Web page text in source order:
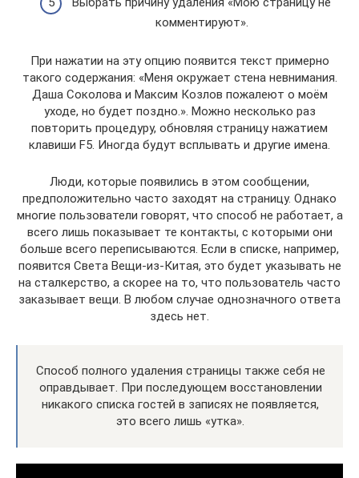
комментируют».
При нажатии на эту опцию появится текст примерно
такого содержания: «Меня окружает стена невнимания.
Даша Соколова и Максим Козлов пожалеют о моём
уходе, но будет поздно.». Можно несколько раз
повторить процедуру, обновляя страницу нажатием
клавиши F5. Иногда будут всплывать и другие имена.
Люди, которые появились в этом сообщении,
предположительно часто заходят на страницу. Однако
многие пользователи говорят, что способ не работает, а
всего лишь показывает те контакты, с которыми они
больше всего переписываются. Если в списке, например,
появится Света Вещи-из-Китая, это будет указывать не
на сталкерство, а скорее на то, что пользователь часто
заказывает вещи. В любом случае однозначного ответа
здесь нет.
Способ полного удаления страницы также себя не
оправдывает. При последующем восстановлении
никакого списка гостей в записях не появляется,
это всего лишь «утка».